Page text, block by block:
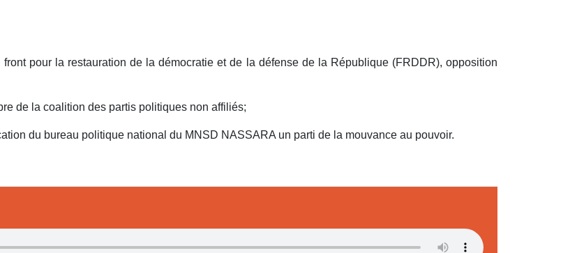
front pour la restauration de la démocratie et de la défense de la République (FRDDR), opposition
de la coalition des partis politiques non affiliés;
du bureau politique national du MNSD NASSARA un parti de la mouvance au pouvoir.